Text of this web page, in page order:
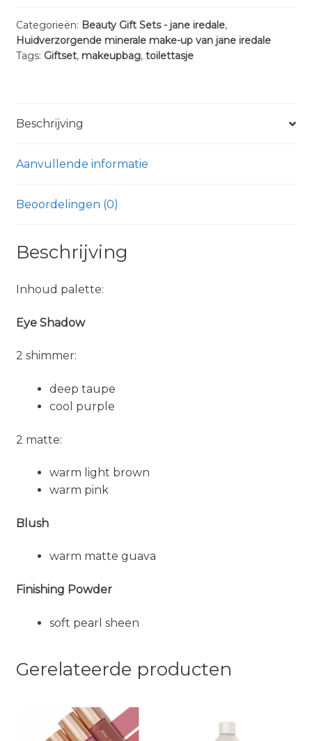
jane
iredale
aantal
Categorieën: Beauty Gift Sets - jane iredale,
Huidverzorgende minerale make-up van jane iredale
Tags: Giftset, makeupbag, toilettasje
Beschrijving
Aanvullende informatie
Beoordelingen (0)
Beschrijving
Inhoud palette:
Eye Shadow
2 shimmer:
deep taupe
cool purple
2 matte:
warm light brown
warm pink
Blush
warm matte guava
Finishing Powder
soft pearl sheen
Gerelateerde producten